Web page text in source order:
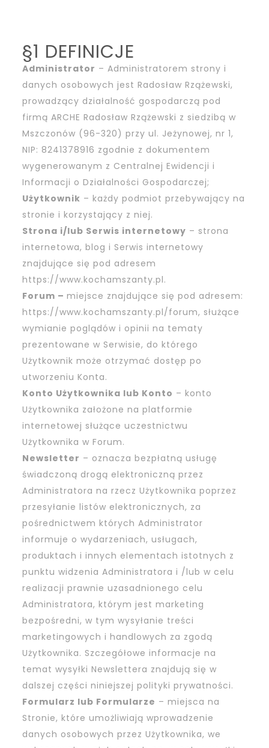
§1 DEFINICJE
Administrator – Administratorem strony i
danych osobowych jest Radosław Rzążewski,
prowadzący działalność gospodarczą pod
firmą ARCHE Radosław Rzążewski z siedzibą w
Mszczonów (96-320) przy ul. Jeżynowej, nr 1,
NIP: 8241378916 zgodnie z dokumentem
wygenerowanym z Centralnej Ewidencji i
Informacji o Działalności Gospodarczej;
Użytkownik – każdy podmiot przebywający na
stronie i korzystający z niej.
Strona i/lub Serwis internetowy – strona
internetowa, blog i Serwis internetowy
znajdujące się pod adresem
https://www.kochamszanty.pl.
Forum –miejsce znajdujące się pod adresem:
https://www.kochamszanty.pl/forum, służące
wymianie poglądów i opinii na tematy
prezentowane w Serwisie, do którego
Użytkownik może otrzymać dostęp po
utworzeniu Konta.
Konto Użytkownika lub Konto – konto
Użytkownika założone na platformie
internetowej służące uczestnictwu
Użytkownika w Forum.
Newsletter – oznacza bezpłatną usługę
świadczoną drogą elektroniczną przez
Administratora na rzecz Użytkownika poprzez
przesyłanie listów elektronicznych, za
pośrednictwem których Administrator
informuje o wydarzeniach, usługach,
produktach i innych elementach istotnych z
punktu widzenia Administratora i /lub w celu
realizacji prawnie uzasadnionego celu
Administratora, którym jest marketing
bezpośredni, w tym wysyłanie treści
marketingowych i handlowych za zgodą
Użytkownika. Szczegółowe informacje na
temat wysyłki Newslettera znajdują się w
dalszej części niniejszej polityki prywatności.
Formularz lub Formularze – miejsca na
Stronie, które umożliwiają wprowadzenie
danych osobowych przez Użytkownika, we